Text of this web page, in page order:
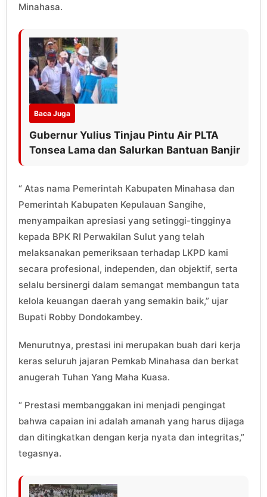
Minahasa.
Baca Juga
Gubernur Yulius Tinjau Pintu Air PLTA
Tonsea Lama dan Salurkan Bantuan Banjir
“ Atas nama Pemerintah Kabupaten Minahasa dan
Pemerintah Kabupaten Kepulauan Sangihe,
menyampaikan apresiasi yang setinggi-tingginya
kepada BPK RI Perwakilan Sulut yang telah
melaksanakan pemeriksaan terhadap LKPD kami
secara profesional, independen, dan objektif, serta
selalu bersinergi dalam semangat membangun tata
kelola keuangan daerah yang semakin baik,” ujar
Bupati Robby Dondokambey.
Menurutnya, prestasi ini merupakan buah dari kerja
keras seluruh jajaran Pemkab Minahasa dan berkat
anugerah Tuhan Yang Maha Kuasa.
“ Prestasi membanggakan ini menjadi pengingat
bahwa capaian ini adalah amanah yang harus dijaga
dan ditingkatkan dengan kerja nyata dan integritas,”
tegasnya.